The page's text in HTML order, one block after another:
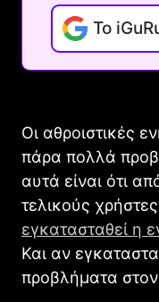
Το
Οι αθροιστικές
πάρα πολλά
αυτά είναι ότι
τελικούς
εγκατασταθεί η
Και αν
προβλήματα